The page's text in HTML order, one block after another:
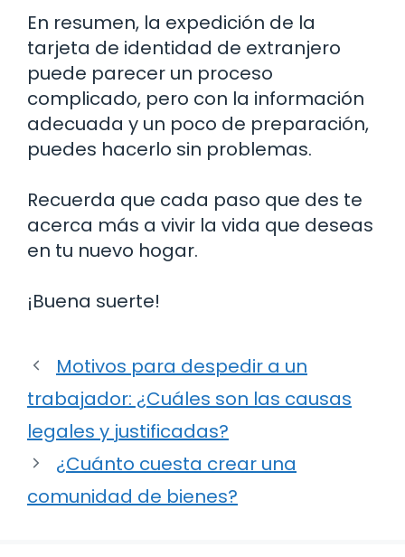
En resumen, la expedición de la
tarjeta de identidad de extranjero
puede parecer un proceso
complicado, pero con la información
adecuada y un poco de preparación,
puedes hacerlo sin problemas.
Recuerda que cada paso que des te
acerca más a vivir la vida que deseas
en tu nuevo hogar.
¡Buena suerte!
Motivos para despedir a un
trabajador: ¿Cuáles son las causas
legales y justificadas?
¿Cuánto cuesta crear una
comunidad de bienes?